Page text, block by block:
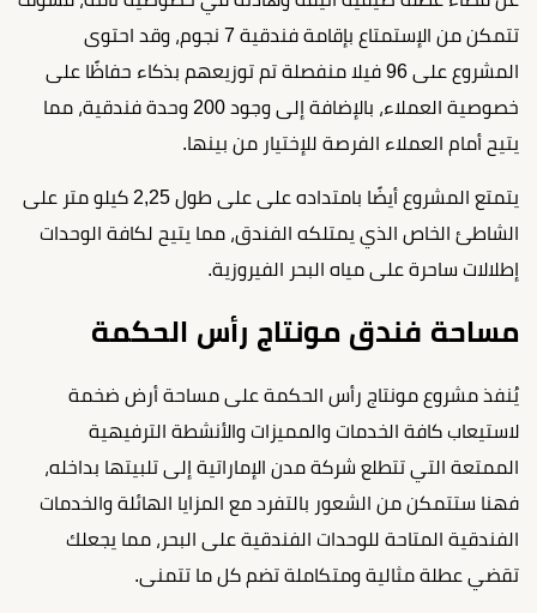
تتمكن من الإستمتاع بإقامة فندقية 7 نجوم، وقد احتوى
المشروع على 96 فيلا منفصلة تم توزيعهم بذكاء حفاظًا على
خصوصية العملاء، بالإضافة إلى وجود 200 وحدة فندقية، مما
يتيح أمام العملاء الفرصة للإختيار من بينها.
يتمتع المشروع أيضًا بامتداده على على طول 2,25 كيلو متر على
الشاطئ الخاص الذي يمتلكه الفندق، مما يتيح لكافة الوحدات
إطلالات ساحرة على مياه البحر الفيروزية.
مساحة فندق مونتاج رأس الحكمة
يُنفذ مشروع مونتاج رأس الحكمة على مساحة أرض ضخمة
لاستيعاب كافة الخدمات والمميزات والأنشطة الترفيهية
الممتعة التي تتطلع شركة مدن الإماراتية إلى تلبيتها بداخله،
فهنا ستتمكن من الشعور بالتفرد مع المزايا الهائلة والخدمات
الفندقية المتاحة للوحدات الفندقية على البحر، مما يجعلك
تقضي عطلة مثالية ومتكاملة تضم كل ما تتمنى.